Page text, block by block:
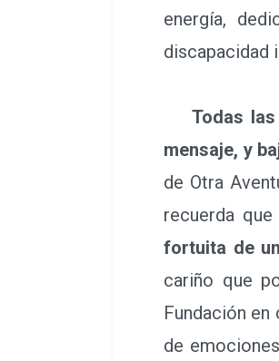
energía,
discapacidad
Todas
mensaje, y
de Otra
recuerda
fortuita de
cariño que
Fundación en
de